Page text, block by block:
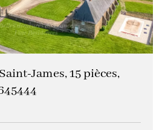
James, 15 pièces,